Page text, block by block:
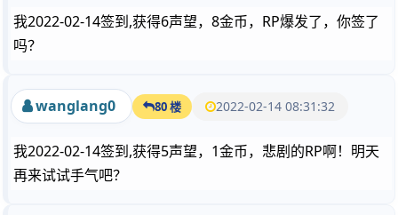
我2022-02-14签到,获得6声望，8金币，RP爆发了，你签了
吗？
wanglang0 80 楼 2022-02-14 08:31:32
我2022-02-14签到,获得5声望，1金币，悲剧的RP啊！明天
再来试试手气吧？